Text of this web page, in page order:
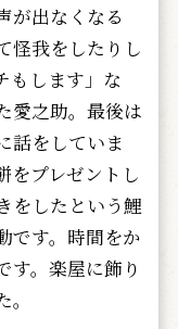
が出なくなる
怪我をしたりし
もします」な
愛之助。最後は
話をしていま
をプレゼントし
をしたという鯉
です。時間をか
す。楽屋に飾り